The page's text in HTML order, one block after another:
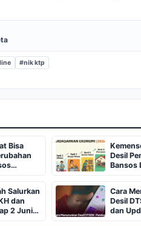
#nik ktp
Bisa
Melalui
Desil
Bansos
2026
Salurkan
dan
2 Juni
Cara
Desil
dan
Bansos